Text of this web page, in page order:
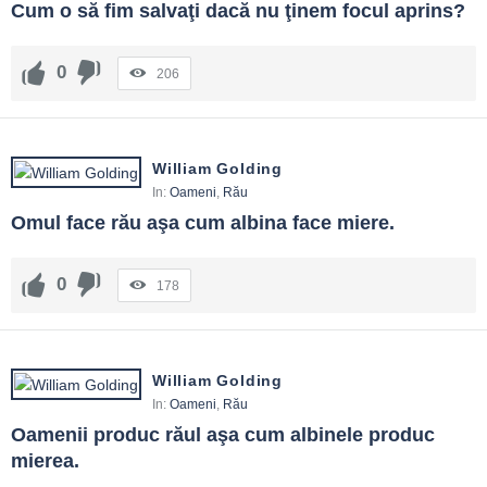
Cum o să fim salvaţi dacă nu ţinem focul aprins?
0 206
William Golding
In: Oameni, Rău
Omul face rău aşa cum albina face miere.
0 178
William Golding
In: Oameni, Rău
Oamenii produc răul aşa cum albinele produc
mierea.